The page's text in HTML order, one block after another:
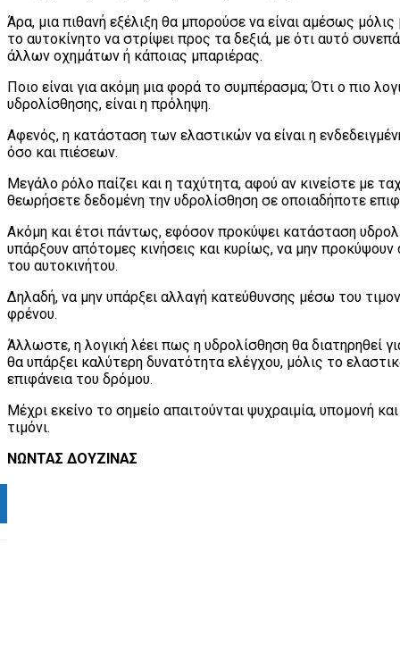
Άρα, μια πιθανή εξέλιξη θα μπορούσε να είναι αμέσως
το αυτοκίνητο να στρίψει προς τα δεξιά, με ότι αυτό
άλλων οχημάτων ή κάποιας μπαριέρας.
Ποιο είναι για ακόμη μια φορά το συμπέρασμα; Ότι ο πιο
υδρολίσθησης, είναι η πρόληψη.
Αφενός, η κατάσταση των ελαστικών να είναι η
όσο και πιέσεων.
Μεγάλο ρόλο παίζει και η ταχύτητα, αφού αν κινείστε με
θεωρήσετε δεδομένη την υδρολίσθηση σε οποιαδήποτε
Ακόμη και έτσι πάντως, εφόσον προκύψει κατάσταση
υπάρξουν απότομες κινήσεις και κυρίως, να μην προκύψουν
του αυτοκινήτου.
Δηλαδή, να μην υπάρξει αλλαγή κατεύθυνσης μέσω του
φρένου.
Άλλωστε, η λογική λέει πως η υδρολίσθηση θα διατηρηθεί
θα υπάρξει καλύτερη δυνατότητα ελέγχου, μόλις το
επιφάνεια του δρόμου.
Μέχρι εκείνο το σημείο απαιτούνται ψυχραιμία, υπομονή
τιμόνι.
ΝΩΝΤΑΣ ΔΟΥΖΙΝΑΣ